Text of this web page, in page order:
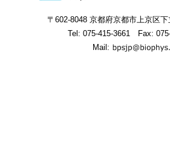
〒602-8048 京都府京都市上京区下
Tel: 075-415-3661
Fax:
Mail: